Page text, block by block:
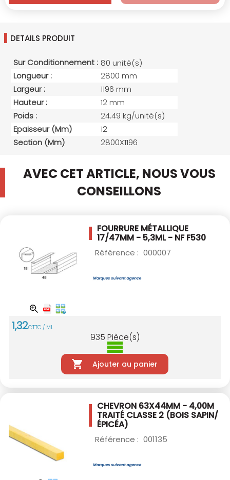
DETAILS PRODUIT
Sur Conditionnement : 80 unité(s)
Longueur :
2800 mm
Largeur :
1196 mm
Hauteur :
12 mm
Poids :
24.49 kg/unité(s)
Epaisseur (mm)
12
Section (mm)
2800X1196
AVEC CET ARTICLE, NOUS VOUS
CONSEILLONS
FOURRURE MÉTALLIQUE
17/47MM - 5,3ML - NFF530
Référence : 000007
1,32€TTC / ML
935 Pièce(s)
Ajouter au panier
CHEVRON 63X44MM - 4,00M
TRAITÉ CLASSE 2 (BOIS SAPIN/
ÉPICÉA)
Référence : 001135